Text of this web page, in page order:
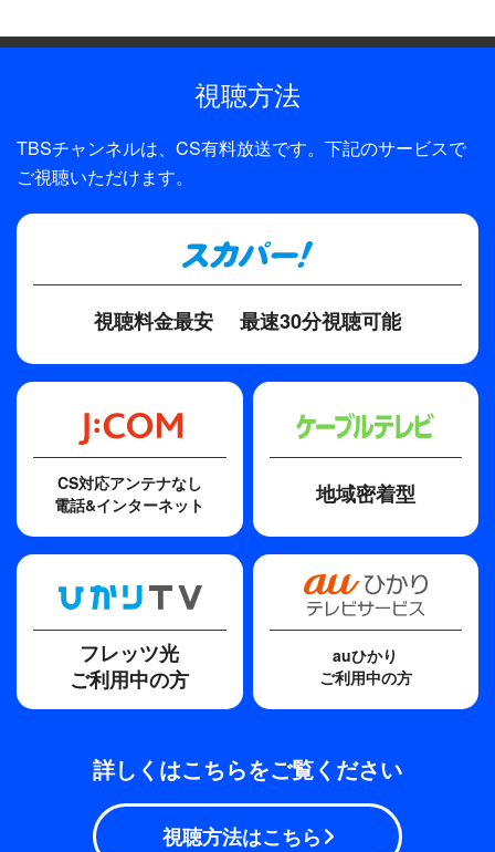
に、スマホの安全対策を設定してもらい安心してい
っ取られ、誰にも見られたくなかった写真がSNSに
「違う！それ私じゃない！私、何もやってない！」
時を同じくして、人里離れた山の中で次々と若い女
性の遺体が見つかり、事件を担当する刑事・加賀谷
（千葉雄大）は、犯人が長い黒髪の女性ばかりを狙
っていたことに気が付く。
連続殺人事件の真犯人はいったい誰なのか。
そして明らかになる“奪われた麻美の秘密”とは？
ただ、スマホを落としただけなのに…。
ディレクター・監督
中田秀夫
原作
志駕晃『スマホを落としただけなのに』（宝島社文庫）
大石哲也
主題歌
ポルカドットスティングレイ
視聴方法
TBSチャンネルは、CS有料放送です。下記のサービスで
ご視聴いただけます。
視聴料金最安 最速30分視聴可能
CS対応アンテナなし
電話&インターネット
地域密着型
フレッツ光
ご利用中の方
auひかり
ご利用中の方
詳しくはこちらをご覧ください
視聴方法はこちら